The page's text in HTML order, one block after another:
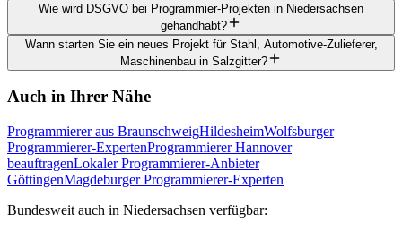
Wie wird DSGVO bei Programmier-Projekten in Niedersachsen
gehandhabt?
Wann starten Sie ein neues Projekt für Stahl, Automotive-Zulieferer,
Maschinenbau in Salzgitter?
Auch in Ihrer Nähe
Programmierer aus BraunschweigHildesheimWolfsburger
Programmierer-ExpertenProgrammierer Hannover
beauftragenLokaler Programmierer-Anbieter
GöttingenMagdeburger Programmierer-Experten
Bundesweit auch in Niedersachsen verfügbar: